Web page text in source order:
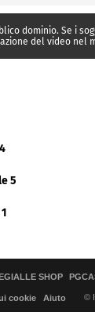
dominio. Se i
del video nel
5
SHOP
cookie Aiuto ©